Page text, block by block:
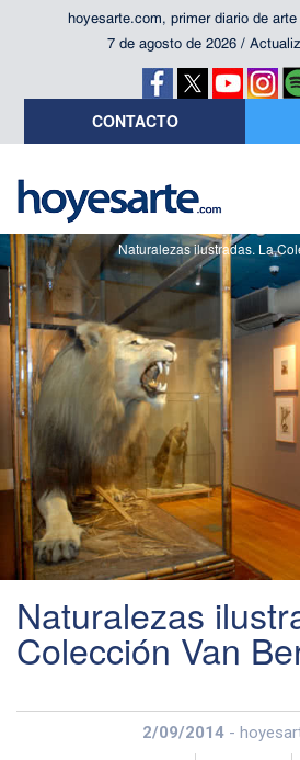
hoyesarte.com, primer diario de
7 de agosto de 2026 /
CONTACTO
Naturalezas ilustradas. La
Naturalezas
Colección Van
2/09/2014 -